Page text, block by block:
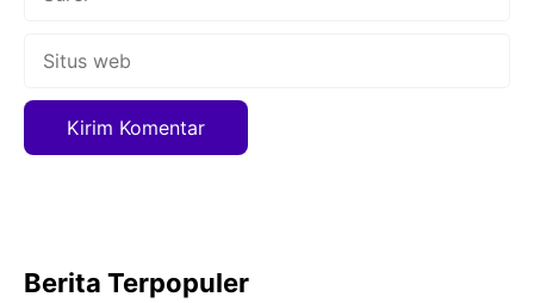
Berita Terpopuler